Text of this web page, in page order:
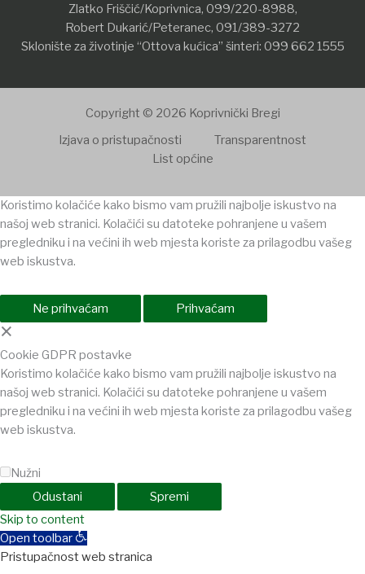
Zlatko Friščić/Koprivnica, 099/220-8988,
Robert Dukarić/Peteranec, 091/389-3272
Sklonište za životinje “Ottova kućica” šinteri: 099 662 1555
Copyright © 2026 Koprivnički Bregi
Izjava o pristupačnosti
Transparentnost
List općine
Koristimo kolačiće kako bismo vam pružili najbolje iskustvo na
našoj web stranici. Kolačići su datoteke pohranjene u vašem
pregledniku i na većini ih web mjesta koriste za prilagodbu vašeg
web iskustva.
Ne prihvaćam Prihvaćam
×
Cookie GDPR postavke
Koristimo kolačiće kako bismo vam pružili najbolje iskustvo na
našoj web stranici. Kolačići su datoteke pohranjene u vašem
pregledniku i na većini ih web mjesta koriste za prilagodbu vašeg
web iskustva.
Nužni
Odustani
Spremi
jojobetholiganbet
Skip to content
Open toolbar
Pristupačnost web stranica